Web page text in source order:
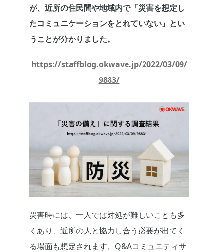
が、近所の住民間や地域内で「災害を想定し
たコミュニケーションをとれていない」とい
うことが分かりました。
https://staffblog.okwave.jp/2022/03/09/
9883/
災害時には、一人では対処が難しいことも多
くあり、近所の人と協力し合う必要が出てく
る場面も想定されます。Q&Aコミュニティサ